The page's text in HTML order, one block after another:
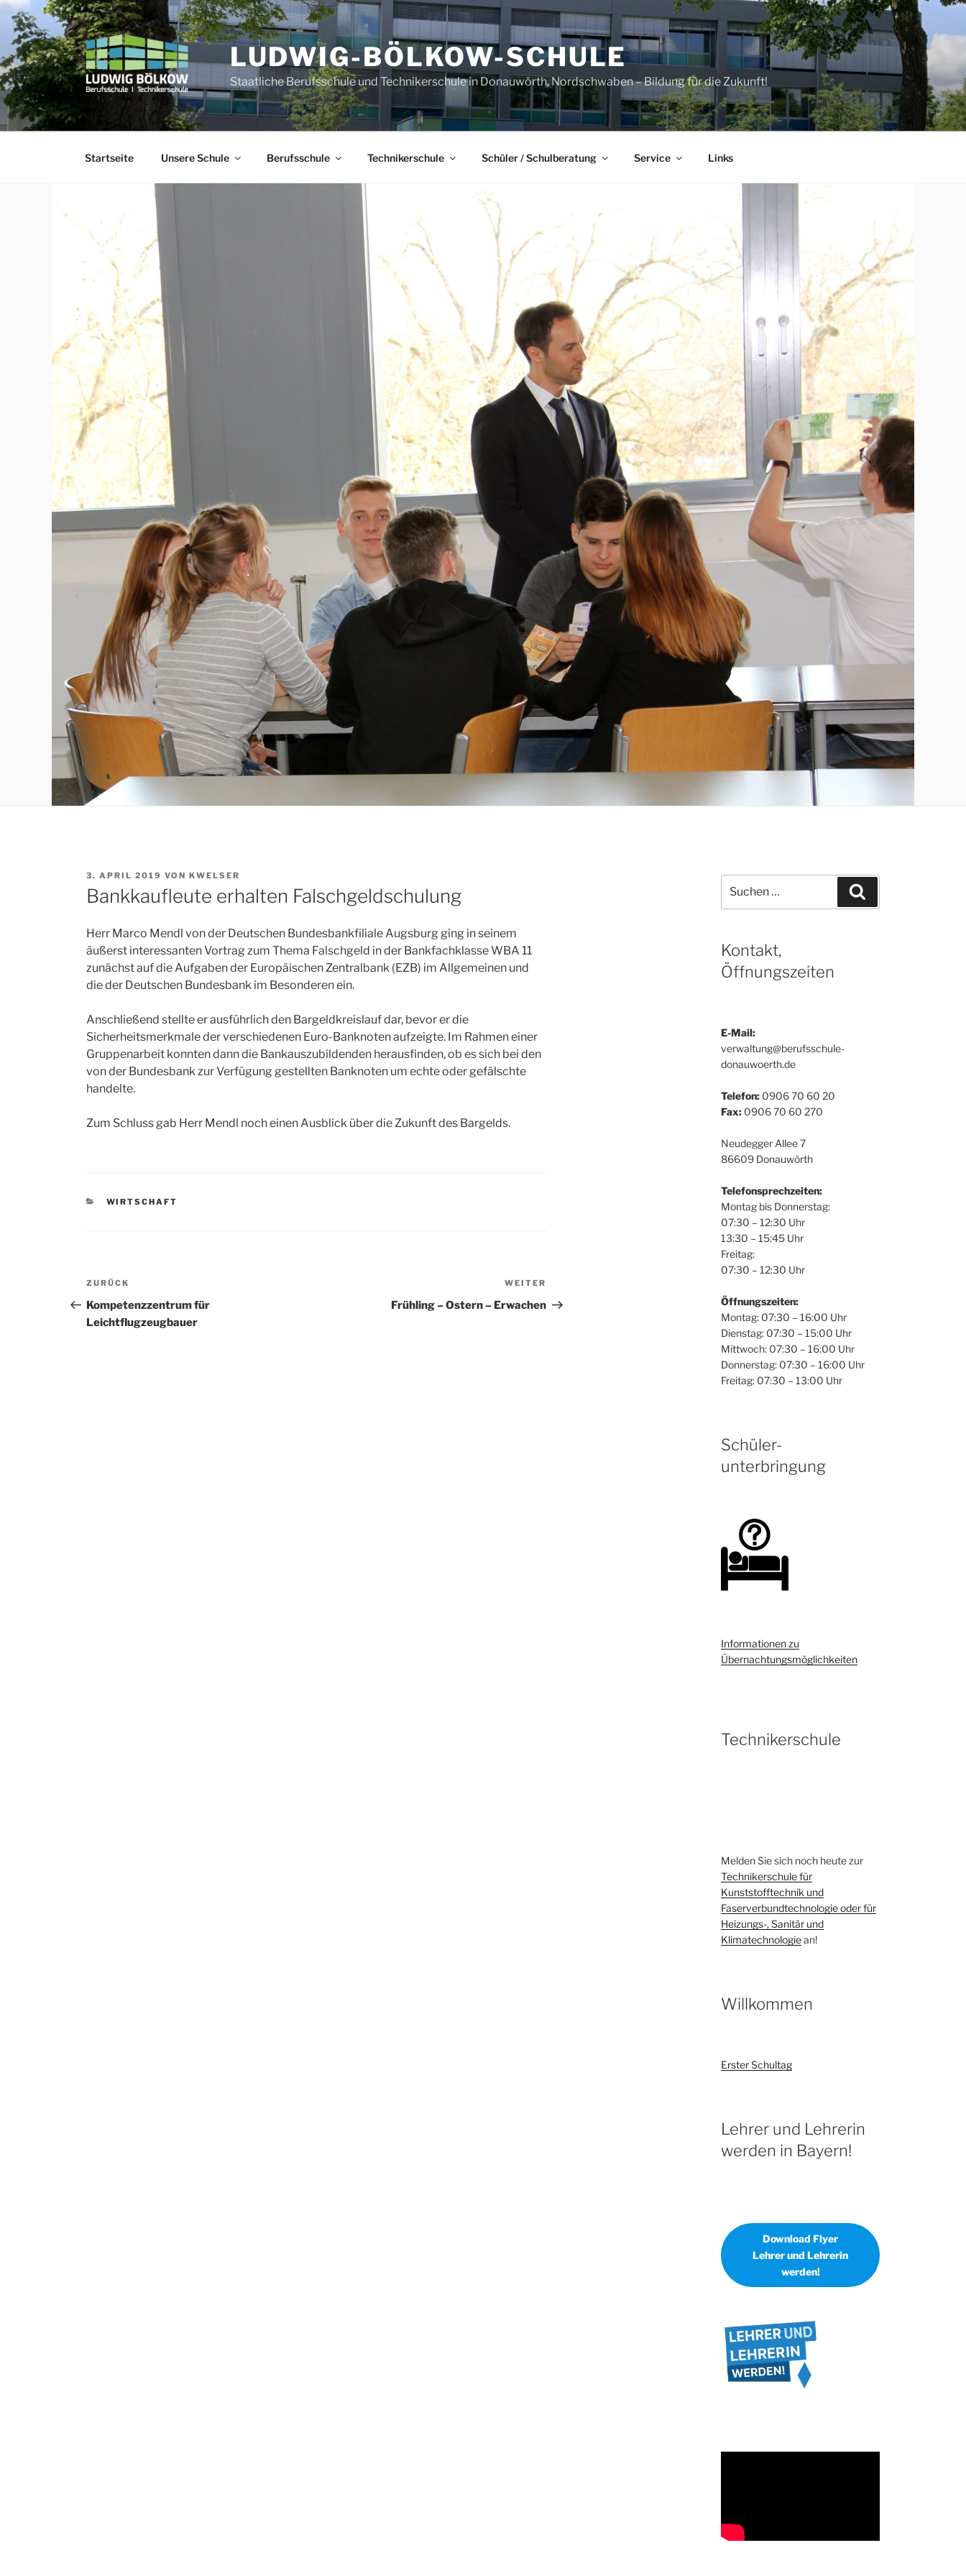
Zum
Inhalt
springen
LUDWIG-BÖLKOW-SCHULE
Staatliche Berufsschule und Technikerschule in Donauwörth, Nordschwaben – Bildung für die Zukunft!
Startseite Unsere Schule Berufsschule Technikerschule Schüler / Schulberatung Service Links
VERÖFFENTLICHT
AM
3. APRIL 2019 VON KWELSER
Bankkaufleute erhalten Falschgeldschulung
Herr Marco Mendl von der Deutschen Bundesbankfiliale Augsburg ging in seinem
äußerst interessanten Vortrag zum Thema Falschgeld in der Bankfachklasse WBA 11
zunächst auf die Aufgaben der Europäischen Zentralbank (EZB) im Allgemeinen und
die der Deutschen Bundesbank im Besonderen ein.
Anschließend stellte er ausführlich den Bargeldkreislauf dar, bevor er die
Sicherheitsmerkmale der verschiedenen Euro-Banknoten aufzeigte. Im Rahmen einer
Gruppenarbeit konnten dann die Bankauszubildenden herausfinden, ob es sich bei den
von der Bundesbank zur Verfügung gestellten Banknoten um echte oder gefälschte
handelte.
Zum Schluss gab Herr Mendl noch einen Ausblick über die Zukunft des Bargelds.
KATEGORIEN
WIRTSCHAFT
Beitragsnavigation
Vorheriger
Beitrag
ZURÜCK
Kompetenzzentrum für
Leichtflugzeugbauer
Beitrag
WEITER
Frühling – Ostern – Erwachen
nach:
Kontakt,
Öffnungszeiten
E-Mail:
verwaltung@berufsschule-
donauwoerth.de
Telefon: 0906 70 60 20
Fax: 0906 70 60 270
Neudegger Allee 7
86609 Donauwörth
Telefonsprechzeiten:
Montag bis Donnerstag:
07:30 – 12:30 Uhr
13:30 – 15:45 Uhr
Freitag:
07:30 – 12:30 Uhr
Öffnungszeiten:
Montag: 07:30 – 16:00 Uhr
Dienstag: 07:30 – 15:00 Uhr
Mittwoch: 07:30 – 16:00 Uhr
Donnerstag: 07:30 – 16:00 Uhr
Freitag: 07:30 – 13:00 Uhr
Schüler-
unterbringung
Informationen zu
Übernachtungsmöglichkeiten
Technikerschule
Melden Sie sich noch heute zur
Technikerschule für
Kunststofftechnik und
Faserverbundtechnologie oder für
Heizungs-, Sanitär und
Klimatechnologiean!
Willkommen
Erster Schultag
Lehrer und Lehrerin
werden in Bayern!
Download Flyer
Lehrer und Lehrerin
werden!